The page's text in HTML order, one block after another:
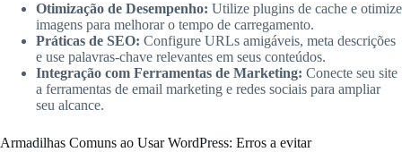
Otimização de Desempenho: Utilize plugins de cache e otimize
imagens para melhorar o tempo de carregamento.
Práticas de SEO: Configure URLs amigáveis, meta descrições
e use palavras-chave relevantes em seus conteúdos.
Integração com Ferramentas de Marketing: Conecte seu site
a ferramentas de email marketing e redes sociais para ampliar
seu alcance.
Armadilhas Comuns ao Usar WordPress: Erros a evitar